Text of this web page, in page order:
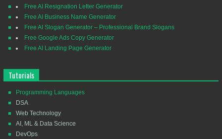
Free AI Resignation Letter Generator
Free AI Business Name Generator
Free AI Slogan Generator – Professional Brand Slogans
Free Google Ads Copy Generator
Free AI Landing Page Generator
Tutorials
Programming Languages
DSA
Web Technology
AI, ML & Data Science
DevOps